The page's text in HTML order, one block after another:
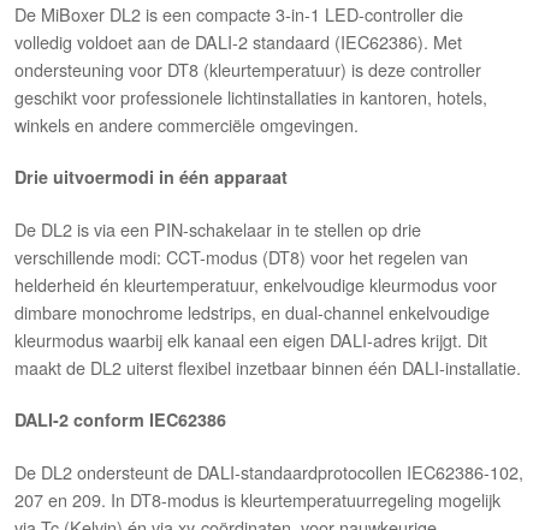
De MiBoxer DL2 is een compacte 3-in-1 LED-controller die
volledig voldoet aan de DALI-2 standaard (IEC62386). Met
ondersteuning voor DT8 (kleurtemperatuur) is deze controller
geschikt voor professionele lichtinstallaties in kantoren, hotels,
winkels en andere commerciële omgevingen.
Drie uitvoermodi in één apparaat
De DL2 is via een PIN-schakelaar in te stellen op drie
verschillende modi: CCT-modus (DT8) voor het regelen van
helderheid én kleurtemperatuur, enkelvoudige kleurmodus voor
dimbare monochrome ledstrips, en dual-channel enkelvoudige
kleurmodus waarbij elk kanaal een eigen DALI-adres krijgt. Dit
maakt de DL2 uiterst flexibel inzetbaar binnen één DALI-installatie.
DALI-2 conform IEC62386
De DL2 ondersteunt de DALI-standaardprotocollen IEC62386-102,
207 en 209. In DT8-modus is kleurtemperatuurregeling mogelijk